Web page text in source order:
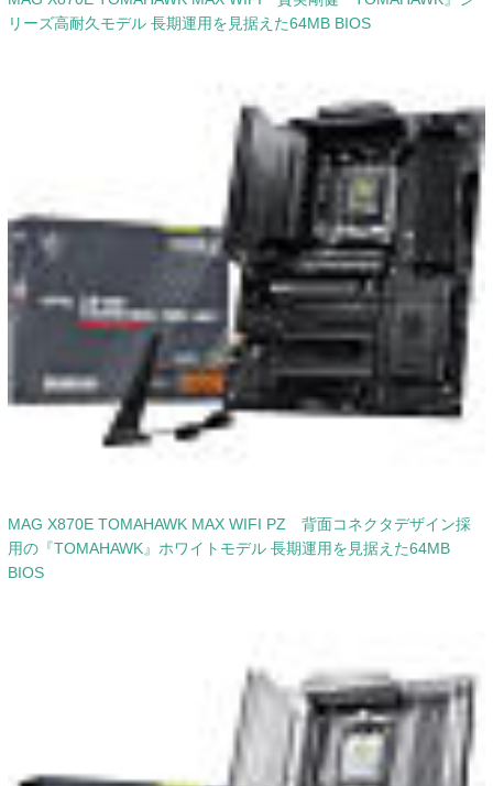
リーズ高耐久モデル 長期運用を見据えた64MB BIOS
MAG X870E TOMAHAWK MAX WIFI PZ 背面コネクタデザイン採
用の『TOMAHAWK』ホワイトモデル 長期運用を見据えた64MB
BIOS